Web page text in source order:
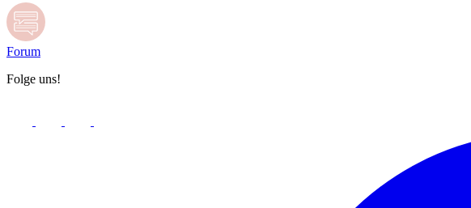
Forum
Folge uns!